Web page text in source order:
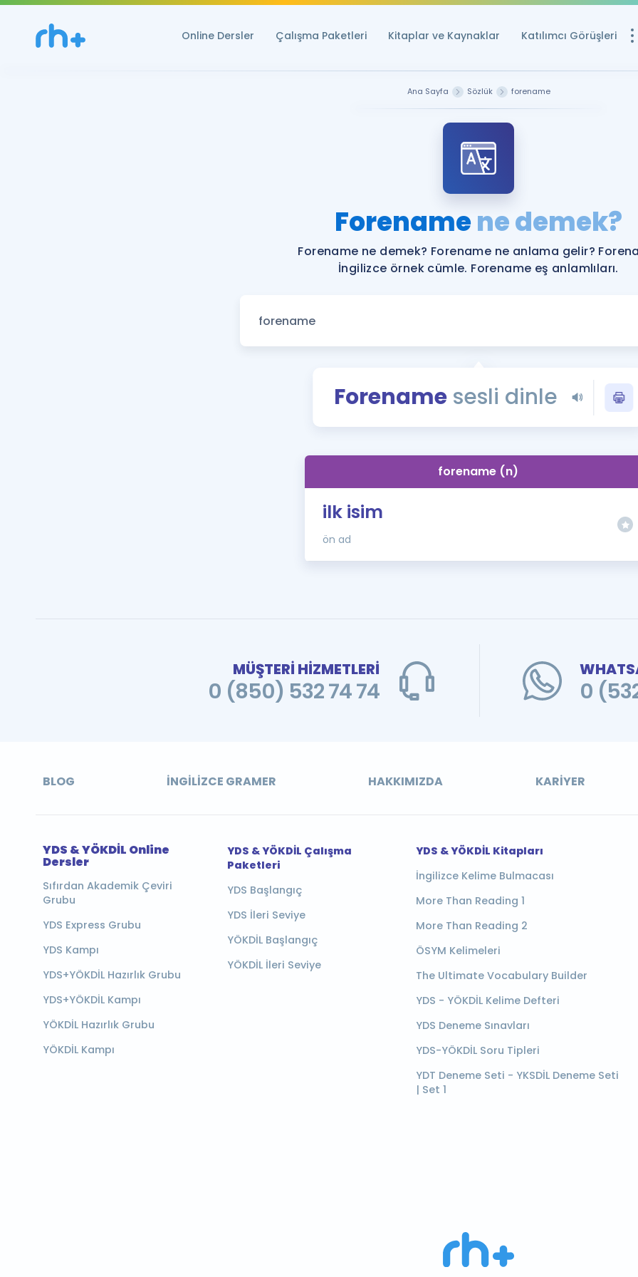
Online Dersler Çalışma Paketleri Kitaplar ve Kaynaklar Katılımcı Görüşleri
YDS ve YÖKDİL
YDS ve YÖKDİL'e
Tüm ÖSYM
YDS - YÖKDİL
İngilizce
Ana Sayfa Sözlük forename
Forenamene demek?
Forename ne demek? Forename ne anlama gelir?
İngilizce örnek cümle. Forename eş anlamlıları.
Forename sesli dinle
forename (n)
ilk isim
ön ad
MÜŞTERİ HİZMETLERİ
0 (850) 532 74 74 0
BLOG İNGILIZCE GRAMER HAKKIMIZDA KARIYER
YDS & YÖKDİL Online
Dersler
Sıfırdan Akademik Çeviri
Grubu
YDS Express Grubu
YDS Kampı
YDS+YÖKDİL Hazırlık Grubu
YDS+YÖKDİL Kampı
YÖKDİL Hazırlık Grubu
YÖKDİL Kampı
YDS & YÖKDİL Çalışma
Paketleri
YDS Başlangıç
YDS İleri Seviye
YÖKDİL Başlangıç
YÖKDİL İleri Seviye
YDS & YÖKDİL Kitapları
İngilizce Kelime Bulmacası
More Than Reading 1
More Than Reading 2
ÖSYM Kelimeleri
The Ultimate Vocabulary Builder
YDS - YÖKDİL Kelime Defteri
YDS Deneme Sınavları
YDS-YÖKDİL Soru Tipleri
YDT Deneme Seti - YKSDİL Deneme Seti
| Set 1